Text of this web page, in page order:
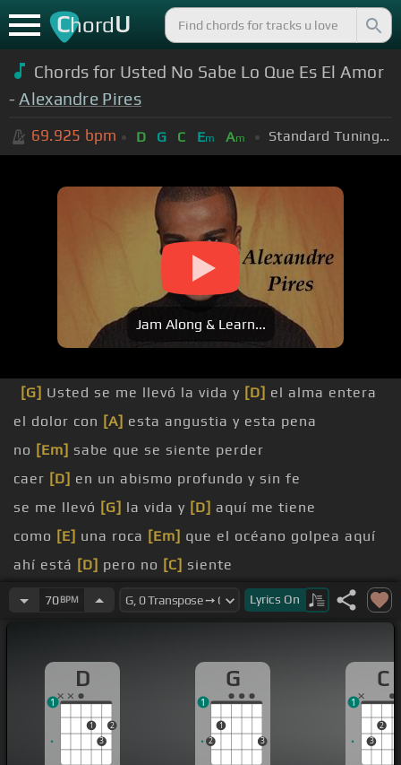
ChordU
Chords for Usted No Sabe Lo Que Es El Amor
- Alexandre Pires
69.925 bpm D G C Em Am Standard Tuning (EADGBE)
Jam Along & Learn...
[G] Usted se me llevó la vida y [D] el alma entera
el dolor con [A] esta angustia y esta pena
no [Em] sabe que se siente perder
caer [D] en un abismo profundo y sin fe
se me llevó [G] la vida y [D] aquí me tiene
como [E] una roca [Em] que el océano golpea aquí
ahí está [D] pero no [C] siente
[Em]Usted no sabe lo [A]
importante que fue
[C]trago de
70BPM Lyrics On
D
1
3
2
1
G
2
1
3
1
C
3
2
1